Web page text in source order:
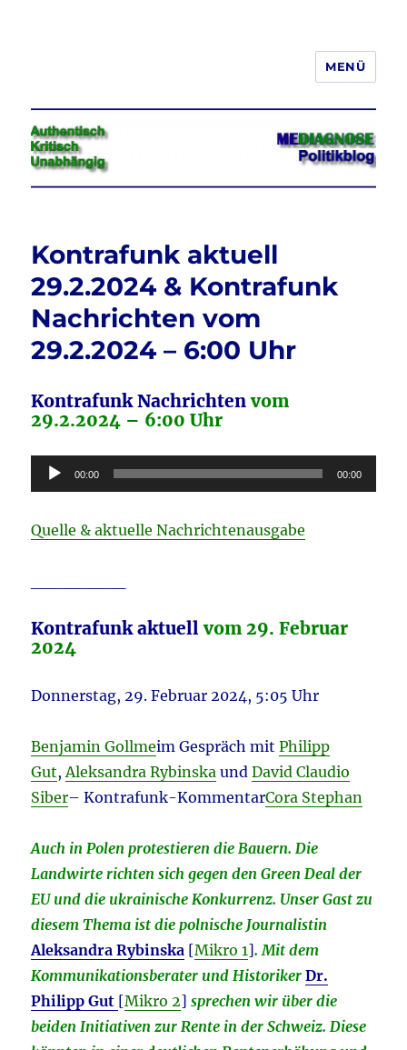
Jeder hat das Recht, seine
Meinung in Wort, Schrift und Bild
frei zu äußern und zu verbreiten
MENÜ
Kontrafunk aktuell
29.2.2024 & Kontrafunk
Nachrichten vom
29.2.2024 – 6:00 Uhr
Kontrafunk Nachrichtenvom
29.2.2024 – 6:00 Uhr
Audio-
Player
00:00 00:00
Quelle & aktuelle Nachrichtenausgabe
Kontrafunk aktuellvom 29. Februar
2024
Donnerstag, 29. Februar 2024, 5:05 Uhr
Benjamin Gollmeim Gespräch mitPhilipp
Gut,Aleksandra Rybinska undDavid Claudio
Siber– Kontrafunk-KommentarCora Stephan
Auch in Polen protestieren die Bauern.Die
Landwirte richten sich gegen den Green Deal der
EU und die ukrainische Konkurrenz. Unser Gast zu
diesem Thema ist die polnische Journalistin
Aleksandra Rybinska [Mikro 1]. Mit dem
Kommunikationsberater und Historiker Dr.
Philipp Gut [Mikro 2]sprechen wir über die
beiden Initiativen zur Rente in der Schweiz. Diese